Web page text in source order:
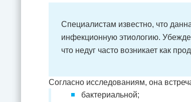
Специалистам известно, что
инфекционную этиологию.
что недуг часто возникает как
Согласно исследованиям, она
бактериальной;